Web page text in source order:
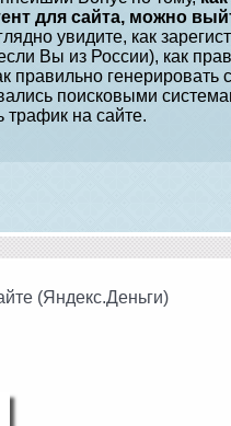
для сайта, можно
увидите, как
Вы из России), как
правильно генерировать
поисковыми
трафик на сайте.
(Яндекс.Деньги)